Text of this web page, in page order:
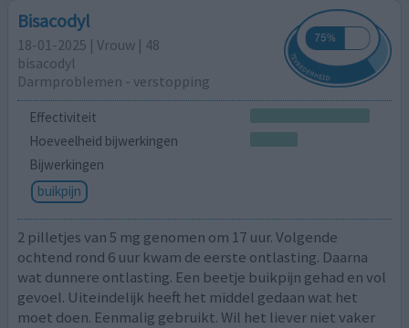
Bisacodyl
18-01-2025 | Vrouw | 48
bisacodyl
Darmproblemen - verstopping
Effectiviteit
Hoeveelheid bijwerkingen
Bijwerkingen
buikpijn
2 pilletjes van 5 mg genomen om 17 uur. Volgende
ochtend rond 6 uur kwam de eerste ontlasting. Daarna
wat dunnere ontlasting. Een beetje buikpijn gehad en vol
gevoel. Uiteindelijk heeft het middel gedaan wat het
moet doen. Eenmalig gebruikt. Wil het liever niet vaker